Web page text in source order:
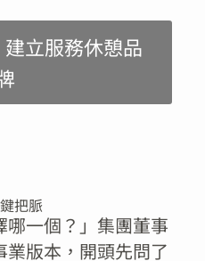
立服務休憩品
把脈
哪一個？」集團董事
版本，開頭先問了